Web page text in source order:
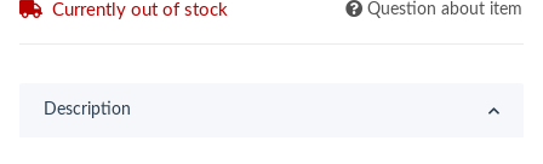
Currently out of stock Question about item
Description